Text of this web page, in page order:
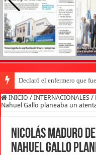
Declaró el enfermero que
INICIO / INTERNACIONALES /
Nahuel Gallo planeaba un
Nicolás Maduro
Nahuel Gallo